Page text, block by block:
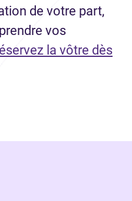
de votre part,
vos
la vôtre dès